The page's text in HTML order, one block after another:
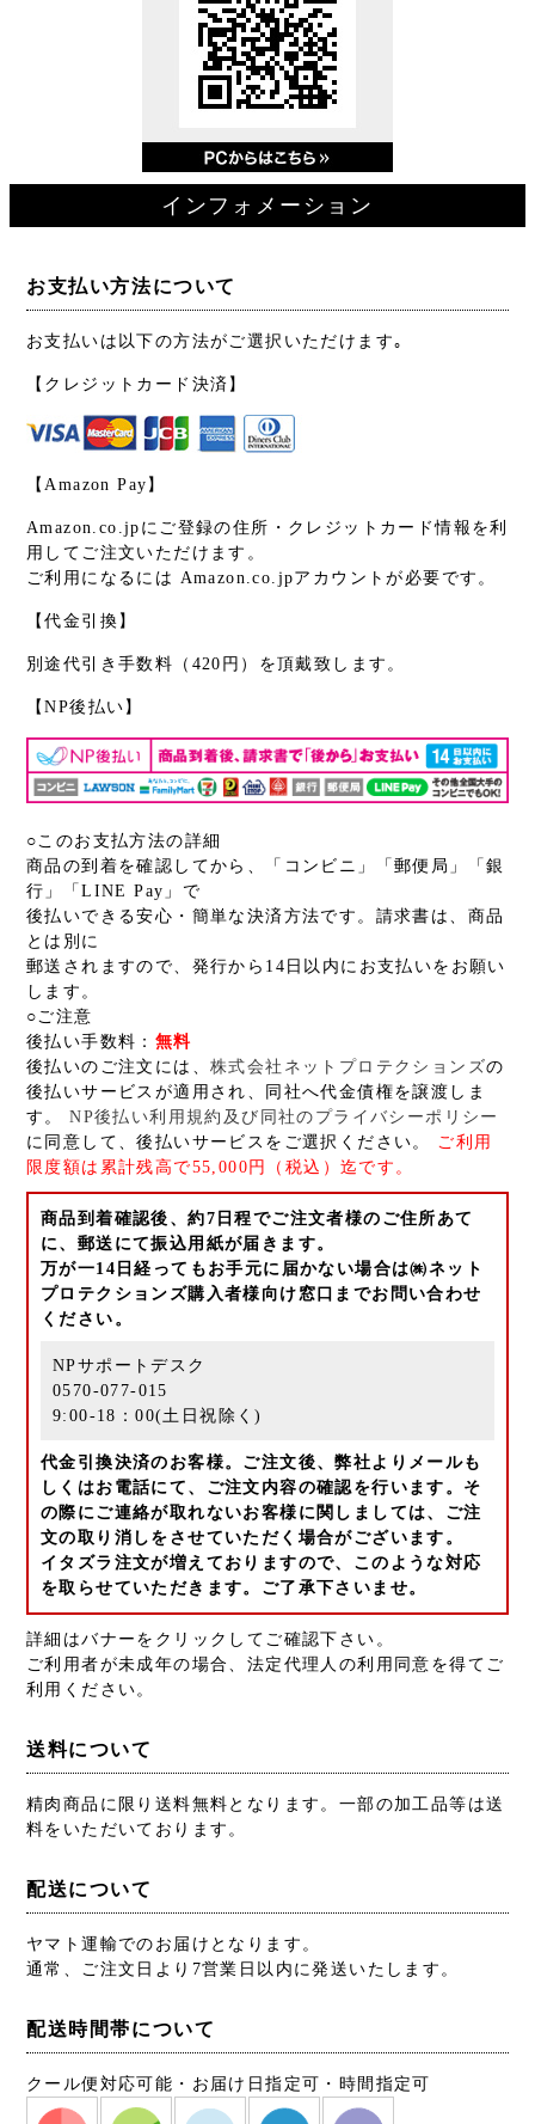
インフォメーション
お支払い方法について
お支払いは以下の方法がご選択いただけます｡
【クレジットカード決済】
【Amazon Pay】
Amazon.co.jpにご登録の住所・クレジットカード情報を利
用してご注文いただけます。
ご利用になるには Amazon.co.jpアカウントが必要です。
【代金引換】
別途代引き手数料（420円）を頂戴致します。
【NP後払い】
○このお支払方法の詳細
商品の到着を確認してから、「コンビニ」「郵便局」「銀
行」「LINE Pay」で
後払いできる安心・簡単な決済方法です。請求書は、商品
とは別に
郵送されますので、発行から14日以内にお支払いをお願い
します。
○ご注意
後払い手数料： 無料
後払いのご注文には、 株式会社ネットプロテクションズの
後払いサービスが適用され、同社へ代金債権を譲渡しま
す。NP後払い利用規約及び同社のプライバシーポリシー
に同意して、後払いサービスをご選択ください。 ご利用
限度額は累計残高で55,000円（税込）迄です。
商品到着確認後、約7日程でご注文者様のご住所あて
に、郵送にて振込用紙が届きます。
万が一14日経ってもお手元に届かない場合は㈱ネット
プロテクションズ購入者様向け窓口までお問い合わせ
ください。
NPサポートデスク
0570-077-015
9:00-18：00(土日祝除く)
代金引換決済のお客様。ご注文後、弊社よりメールも
しくはお電話にて、ご注文内容の確認を行います。そ
の際にご連絡が取れないお客様に関しましては、ご注
文の取り消しをさせていただく場合がございます。
イタズラ注文が増えておりますので、このような対応
を取らせていただきます。ご了承下さいませ。
詳細はバナーをクリックしてご確認下さい。
ご利用者が未成年の場合、法定代理人の利用同意を得てご
利用ください。
送料について
精肉商品に限り送料無料となります。一部の加工品等は送
料をいただいております。
配送について
ヤマト運輸でのお届けとなります。
通常、ご注文日より7営業日以内に発送いたします。
配送時間帯について
クール便対応可能・お届け日指定可・時間指定可